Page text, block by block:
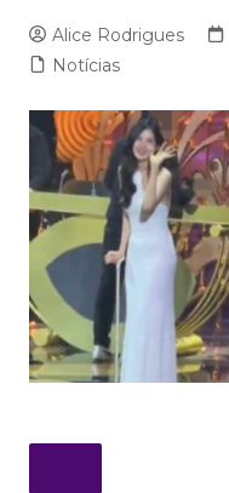
Alice Rodrigues
Notícias